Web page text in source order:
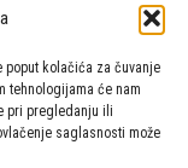
poput kolačića za čuvanje
tehnologijama će nam
pri pregledanju ili
saglasnosti može